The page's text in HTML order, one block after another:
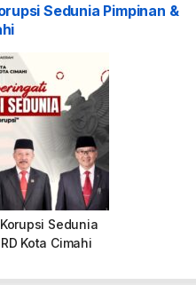
Sedunia Pimpinan &
Sedunia
Kota Cimahi